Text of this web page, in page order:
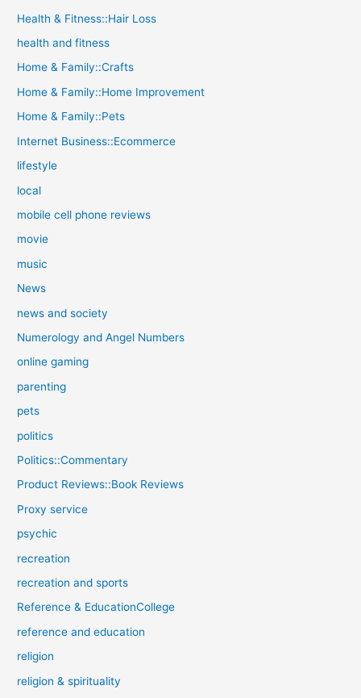
Health & Fitness::Hair Loss
health and fitness
Home & Family::Crafts
Home & Family::Home Improvement
Home & Family::Pets
Internet Business::Ecommerce
lifestyle
local
mobile cell phone reviews
movie
music
News
news and society
Numerology and Angel Numbers
online gaming
parenting
pets
politics
Politics::Commentary
Product Reviews::Book Reviews
Proxy service
psychic
recreation
recreation and sports
Reference & EducationCollege
reference and education
religion
religion & spirituality